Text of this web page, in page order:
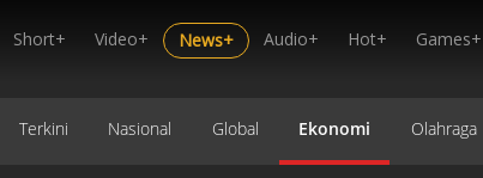
Short+ Video+ News+ Audio+ Hot+ Games+
Terkini Nasional Global Ekonomi Olahraga